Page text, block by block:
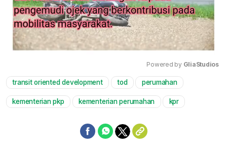
Powered by GliaStudios
transit oriented development tod perumahan
kementerian pkp kementerian perumahan kpr